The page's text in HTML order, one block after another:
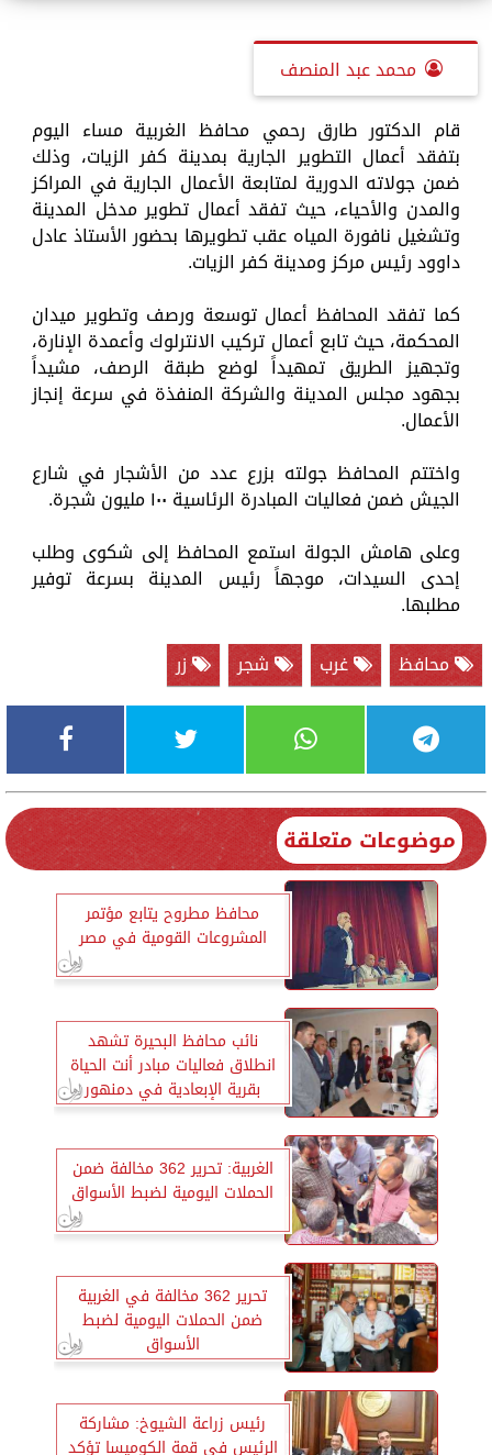
محمد عبد المنصف
قام الدكتور طارق رحمي محافظ الغربية مساء اليوم
بتفقد أعمال التطوير الجارية بمدينة كفر الزيات، وذلك
ضمن جولاته الدورية لمتابعة الأعمال الجارية في المراكز
والمدن والأحياء، حيث تفقد أعمال تطوير مدخل المدينة
وتشغيل نافورة المياه عقب تطويرها بحضور الأستاذ عادل
داوود رئيس مركز ومدينة كفر الزيات.
كما تفقد المحافظ أعمال توسعة ورصف وتطوير ميدان
المحكمة، حيث تابع أعمال تركيب الانترلوك وأعمدة الإنارة،
وتجهيز الطريق تمهيداً لوضع طبقة الرصف، مشيداً
بجهود مجلس المدينة والشركة المنفذة في سرعة إنجاز
الأعمال.
واختتم المحافظ جولته بزرع عدد من الأشجار في شارع
الجيش ضمن فعاليات المبادرة الرئاسية ١٠٠ مليون شجرة.
وعلى هامش الجولة استمع المحافظ إلى شكوى وطلب
إحدى السيدات، موجهاً رئيس المدينة بسرعة توفير
مطلبها.
محافظ
غرب شجر زر
موضوعات متعلقة
محافظ مطروح يتابع مؤتمر
المشروعات القومية في مصر
نائب محافظ البحيرة تشهد
انطلاق فعاليات مبادر أنت الحياة
بقرية الإبعادية في دمنهور
الغربية: تحرير 362 مخالفة ضمن
الحملات اليومية لضبط الأسواق
تحرير 362 مخالفة في الغربية
ضمن الحملات اليومية لضبط
الأسواق
رئيس زراعة الشيوخ: مشاركة
الرئيس في قمة الكوميسا تؤكد